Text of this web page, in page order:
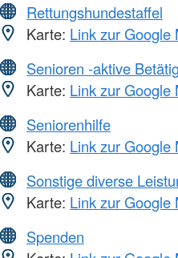
Rettungshundestaffel
Karte: Link zur Google
Senioren -aktive
Karte: Link zur Google
Seniorenhilfe
Karte: Link zur Google
Sonstige diverse
Karte: Link zur Google
Spenden